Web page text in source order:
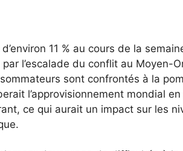
11 % au cours de la
l’escalade du conflit au Moyen-
sont confrontés à la
l’approvisionnement mondial
ce qui aurait un impact sur les